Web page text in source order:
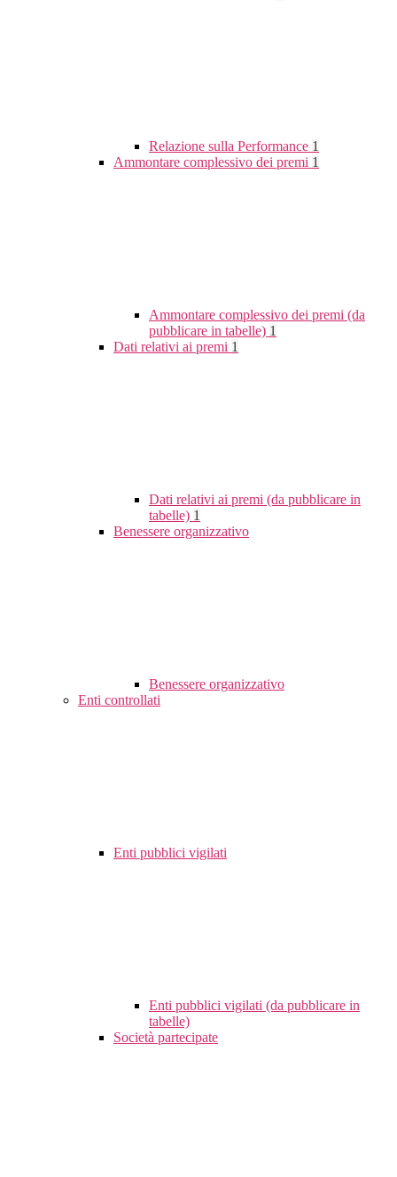
Relazione sulla Performance 1
Ammontare complessivo dei premi 1
Ammontare complessivo dei premi (da
pubblicare in tabelle) 1
Dati relativi ai premi 1
Dati relativi ai premi (da pubblicare in
tabelle) 1
Benessere organizzativo
Benessere organizzativo
Enti controllati
Enti pubblici vigilati
Enti pubblici vigilati (da pubblicare in
tabelle)
Società partecipate